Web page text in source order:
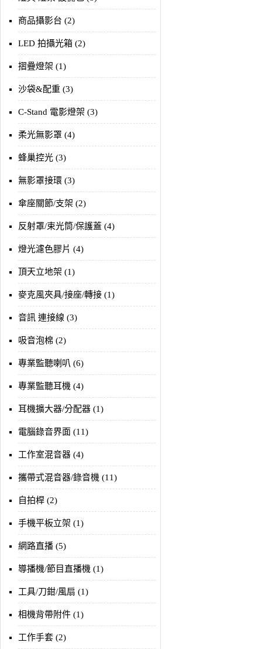
商品攝影台 (2)
LED 拍攝光箱 (2)
摺疊燈架 (1)
沙袋&配重 (3)
C-Stand 電影燈架 (3)
柔光無影罩 (4)
蜂巢控光 (3)
無影罩接環 (3)
傘座關節/支架 (2)
反射罩/束光筒/保護蓋 (4)
燈光濾色膠片 (4)
頂天立地架 (1)
麥克風夾具/接座/轉接 (1)
音訊 連接線 (3)
吸音泡棉 (2)
專業監聽喇叭 (6)
專業監聽耳機 (4)
耳機擴大器/分配器 (1)
電腦錄音界面 (11)
工作室混音器 (4)
攜帶式混音器/錄音機 (11)
自拍桿 (2)
手機平板立架 (1)
網路直播 (5)
導播機/節目直播機 (1)
工具/刀鉗/風扇 (1)
相機背帶附件 (1)
工作手套 (2)